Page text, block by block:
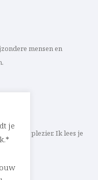
mensen en
Met veel plezier. Ik lees je
je